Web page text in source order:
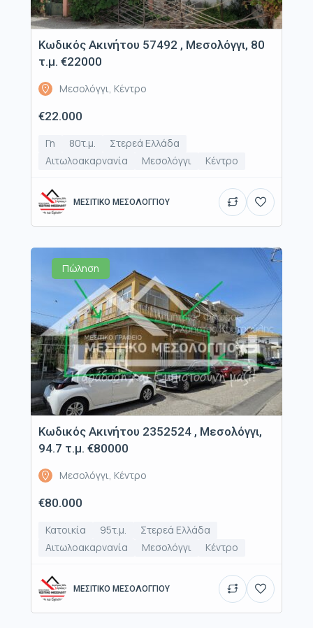
Κωδικός Ακινήτου 57492 , Μεσολόγγι, 80
τ.μ. €22000
Μεσολόγγι, Κέντρο
€22.000
Γη 80τ.μ.
Στερεά Ελλάδα
Αιτωλοακαρνανία
Μεσολόγγι Κέντρο
ΜΕΣΙΤΙΚΟ ΜΕΣΟΛΟΓΓΙΟΥ
Πώληση
Κωδικός Ακινήτου 2352524 , Μεσολόγγι,
94.7 τ.μ. €80000
Μεσολόγγι, Κέντρο
€80.000
Κατοικία 95τ.μ.
Στερεά Ελλάδα
Αιτωλοακαρνανία
Μεσολόγγι Κέντρο
ΜΕΣΙΤΙΚΟ ΜΕΣΟΛΟΓΓΙΟΥ